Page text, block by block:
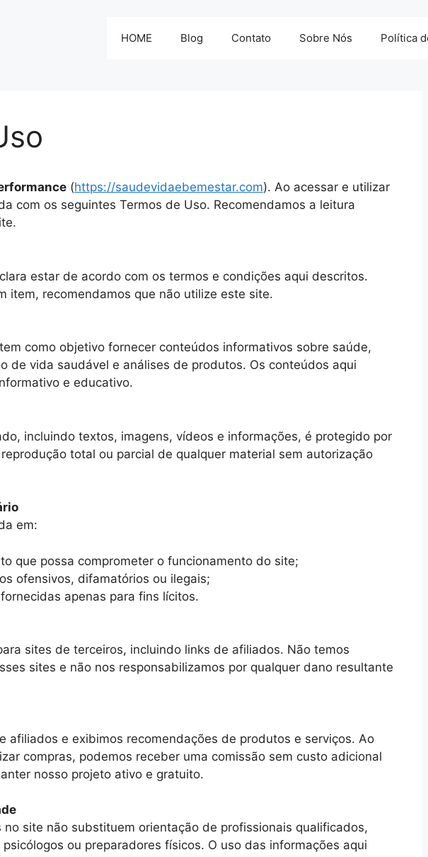
HOME Blog Contato Sobre Nós Política
(https://saudevidaebemestar.com). Ao acessar e utilizar
com os seguintes Termos de Uso. Recomendamos a leitura
estar de acordo com os termos e condições aqui descritos.
item, recomendamos que não utilize este site.
tem como objetivo fornecer conteúdos informativos sobre saúde,
de vida saudável e análises de produtos. Os conteúdos aqui
e educativo.
incluindo textos, imagens, vídeos e informações, é protegido por
total ou parcial de qualquer material sem autorização
em:
que possa comprometer o funcionamento do site;
ofensivos, difamatórios ou ilegais;
apenas para fins lícitos.
sites de terceiros, incluindo links de afiliados. Não temos
sites e não nos responsabilizamos por qualquer dano resultante
afiliados e exibimos recomendações de produtos e serviços. Ao
compras, podemos receber uma comissão sem custo adicional
nosso projeto ativo e gratuito.
site não substituem orientação de profissionais qualificados,
ou preparadores físicos. O uso das informações aqui